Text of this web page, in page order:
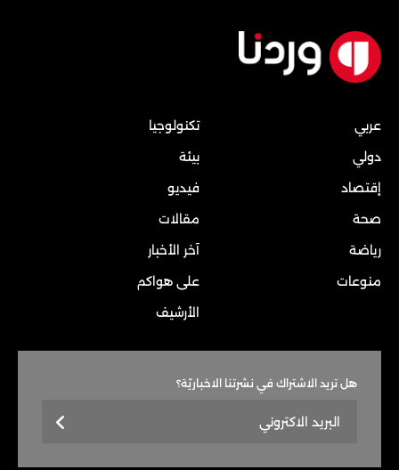
عربي
دولي
إقتصاد
صحة
رياضة
منوعات
تكنولوجيا
بيئة
فيديو
مقالات
آخر الأخبار
على هواكم
الأرشيف
هل تريد الاشتراك في نشرتنا الاخباريّة؟